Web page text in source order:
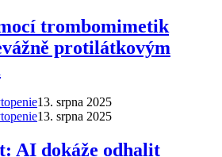
trombomimetik
protilátkovým
13. srpna 2025
13. srpna 2025
AI dokáže odhalit